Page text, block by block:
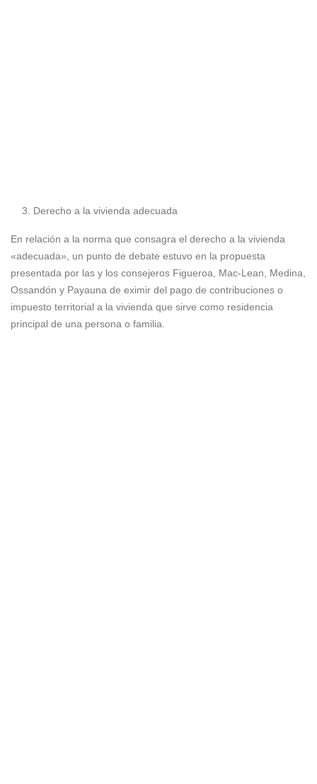
Derecho a la vivienda adecuada
En relación a la norma que consagra el derecho a la vivienda
«adecuada», un punto de debate estuvo en la propuesta
presentada por las y los consejeros Figueroa, Mac-Lean, Medina,
Ossandón y Payauna de eximir del pago de contribuciones o
impuesto territorial a la vivienda que sirve como residencia
principal de una persona o familia.